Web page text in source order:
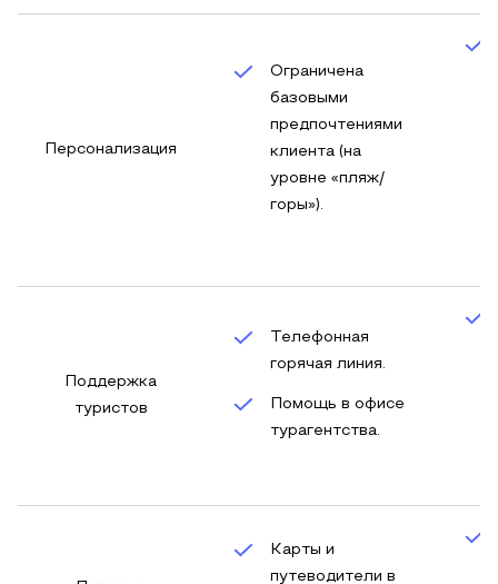
Персонализация
Ограничена
базовыми
предпочтениями
клиента (на
уровне «пляж/
горы»).
Поддержка
туристов
Телефонная
горячая линия.
Помощь в офисе
турагентства.
Карты и
путеводители в